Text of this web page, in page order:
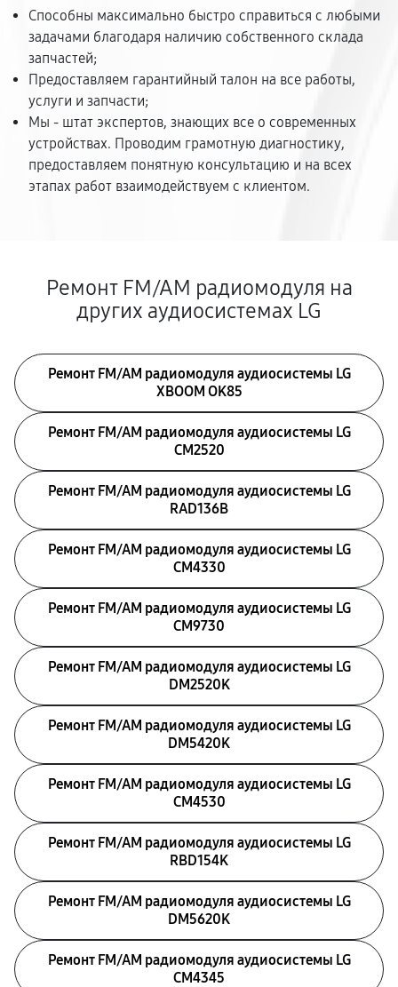
Способны максимально быстро справиться с любыми
задачами благодаря наличию собственного склада
запчастей;
Предоставляем гарантийный талон на все работы,
услуги и запчасти;
Мы - штат экспертов, знающих все о современных
устройствах. Проводим грамотную диагностику,
предоставляем понятную консультацию и на всех
этапах работ взаимодействуем с клиентом.
Ремонт FM/AM радиомодуля на
других аудиосистемах LG
Ремонт FM/AM радиомодуля аудиосистемы LG
XBOOM OK85
Ремонт FM/AM радиомодуля аудиосистемы LG
CM2520
Ремонт FM/AM радиомодуля аудиосистемы LG
RAD136B
Ремонт FM/AM радиомодуля аудиосистемы LG
CM4330
Ремонт FM/AM радиомодуля аудиосистемы LG
CM9730
Ремонт FM/AM радиомодуля аудиосистемы LG
DM2520K
Ремонт FM/AM радиомодуля аудиосистемы LG
DM5420K
Ремонт FM/AM радиомодуля аудиосистемы LG
CM4530
Ремонт FM/AM радиомодуля аудиосистемы LG
RBD154K
Ремонт FM/AM радиомодуля аудиосистемы LG
DM5620K
Ремонт FM/AM радиомодуля аудиосистемы LG
CM4345